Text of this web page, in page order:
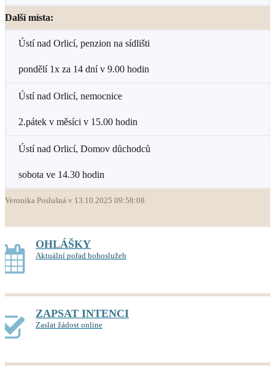
Další místa:
Ústí nad Orlicí, penzion na sídlišti
pondělí 1x za 14 dní v 9.00 hodin
Ústí nad Orlicí, nemocnice
2.pátek v měsíci v 15.00 hodin
Ústí nad Orlicí, Domov důchodců
sobota ve 14.30 hodin
Veronika Poslušná v 13.10.2025 09:58:08
OHLÁŠKY
Aktuální pořad bohoslužeb
ZAPSAT INTENCI
Zaslat žádost online